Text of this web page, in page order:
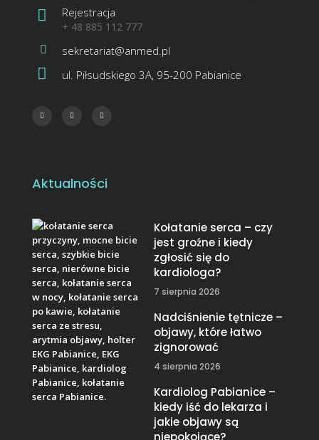
Rejestracja
+ 48 885 112 777
sekretariat@anmed.pl
ul. Piłsudskiego 3A, 95-200 Pabianice
Aktualności
Kołatanie serca – czy
jest groźne i kiedy
zgłosić się do
kardiologa?
7 sierpnia 2026
Nadciśnienie tętnicze –
objawy, które łatwo
zignorować
4 sierpnia 2026
Kardiolog Pabianice –
kiedy iść do lekarza i
jakie objawy są
niepokojące?